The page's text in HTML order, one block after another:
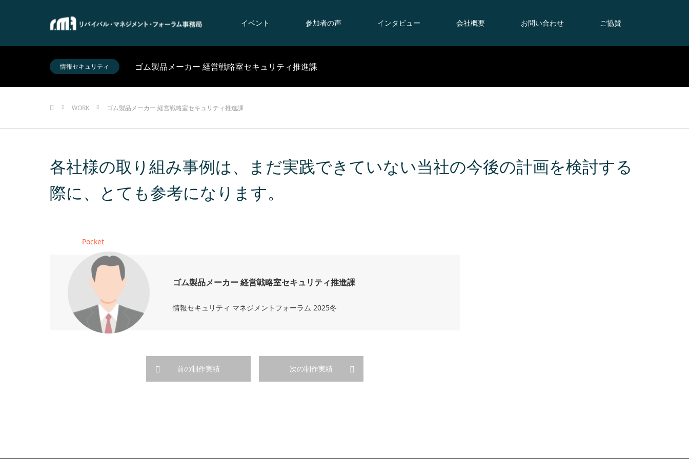
イベント 参加者の声 インタビュー 会社概要 お問い合わせ ご協賛
情報セキュリティ ゴム製品メーカー 経営戦略室セキュリティ推進課
WORK
ゴム製品メーカー 経営戦略室セキュリティ推進課
各社様の取り組み事例は、まだ実践できていない当社の今後の計画を検討する
際に、とても参考になります。
Pocket
ゴム製品メーカー 経営戦略室セキュリティ推進課
情報セキュリティ マネジメントフォーラム 2025冬
前の制作実績 次の制作実績